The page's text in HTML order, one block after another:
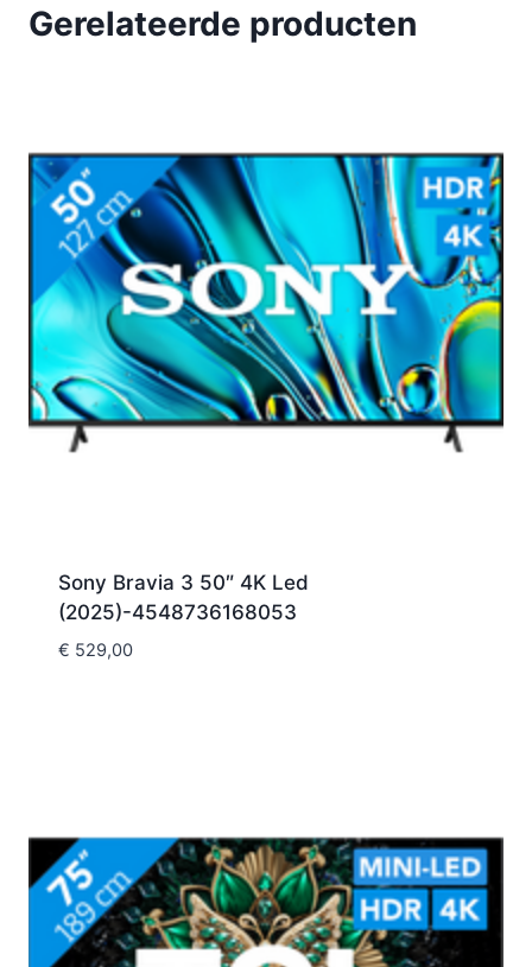
Gerelateerde producten
Sony Bravia 3 50″ 4K Led
(2025)-4548736168053
€ 529,00